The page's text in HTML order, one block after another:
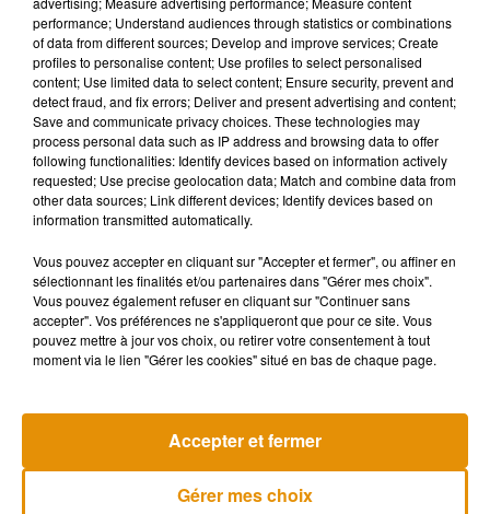
« apprivoiser l’avion », commeAir France.
Musique
Madonna sort enfin le remix de « Love
Sensation » avec Kylie Minogue
Angèle et Amélie Lens dévoilent leur
collaboration tant attendue
Pomme emprunte le décor de l’émission
performance; Understand audiences through statistics or combinations
of data from different sources; Develop and improve services; Create
profiles to personalise content; Use profiles to select personalised
content; Use limited data to select content; Ensure security, prevent and
detect fraud, and fix errors; Deliver and present advertising and content;
Save and communicate privacy choices. These technologies may
process personal data such as IP address and browsing data to offer
following functionalities: Identify devices based on information actively
requested; Use precise geolocation data; Match and combine data from
other data sources; Link different devices; Identify devices based on
information transmitted automatically.
Vous pouvez accepter en cliquant sur "Accepter et fermer", ou affiner en
sélectionnant les finalités et/ou partenaires dans "Gérer mes choix".
Vous pouvez également refuser en cliquant sur "Continuer sans
accepter". Vos préférences ne s'appliqueront que pour ce site. Vous
pouvez mettre à jour vos choix, ou retirer votre consentement à tout
moment via le lien "Gérer les cookies" situé en bas de chaque page.
Gérer mes choix
Accepter et fermer